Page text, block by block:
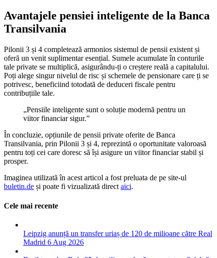
Avantajele pensiei inteligente de la Banca
Transilvania
Pilonii 3 și 4 completează armonios sistemul de pensii existent și
oferă un venit suplimentar esențial. Sumele acumulate în conturile
tale private se multiplică, asigurându-ți o creștere reală a capitalului.
Poți alege singur nivelul de risc și schemele de pensionare care ți se
potrivesc, beneficiind totodată de deduceri fiscale pentru
contribuțiile tale.
„Pensiile inteligente sunt o soluție modernă pentru un
viitor financiar sigur.”
În concluzie, opțiunile de pensii private oferite de Banca
Transilvania, prin Pilonii 3 și 4, reprezintă o oportunitate valoroasă
pentru toți cei care doresc să își asigure un viitor financiar stabil și
prosper.
Imaginea utilizată în acest articol a fost preluata de pe site-ul
buletin.de și poate fi vizualizată direct aici.
Cele mai recente
Leipzig anunță un transfer uriaș de 120 de milioane către Real
Madrid 6 Aug 2026